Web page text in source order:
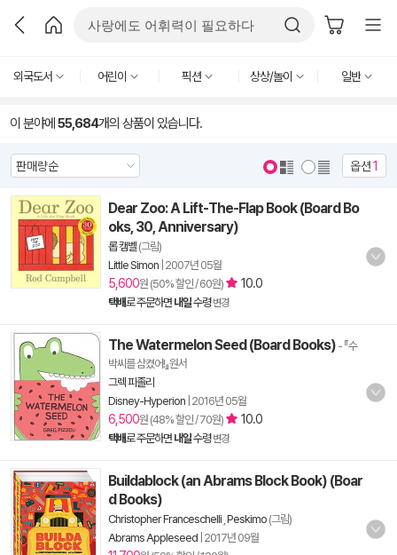
외국도서 어린이 픽션 상상/놀이 일반
이 분야에 55,684개의 상품이 있습니다.
옵션1
Dear Zoo: A Lift-The-Flap Book (Board Bo
oks, 30, Anniversary)
롭 캠벨 (그림)
Little Simon 2007년 05월
5,600원 (50% 할인 / 60원) 10.0
택배로 주문하면 내일수령 변경
The Watermelon Seed (Board Books) - 『수
박씨를 삼켰어!』원서
그렉 피졸리
Disney-Hyperion 2016년 05월
6,500원 (48% 할인 / 70원) 10.0
택배로 주문하면 내일수령 변경
Buildablock (an Abrams Block Book) (Boar
d Books)
Christopher Franceschelli Peskimo (그림)
Abrams Appleseed 2017년 09월